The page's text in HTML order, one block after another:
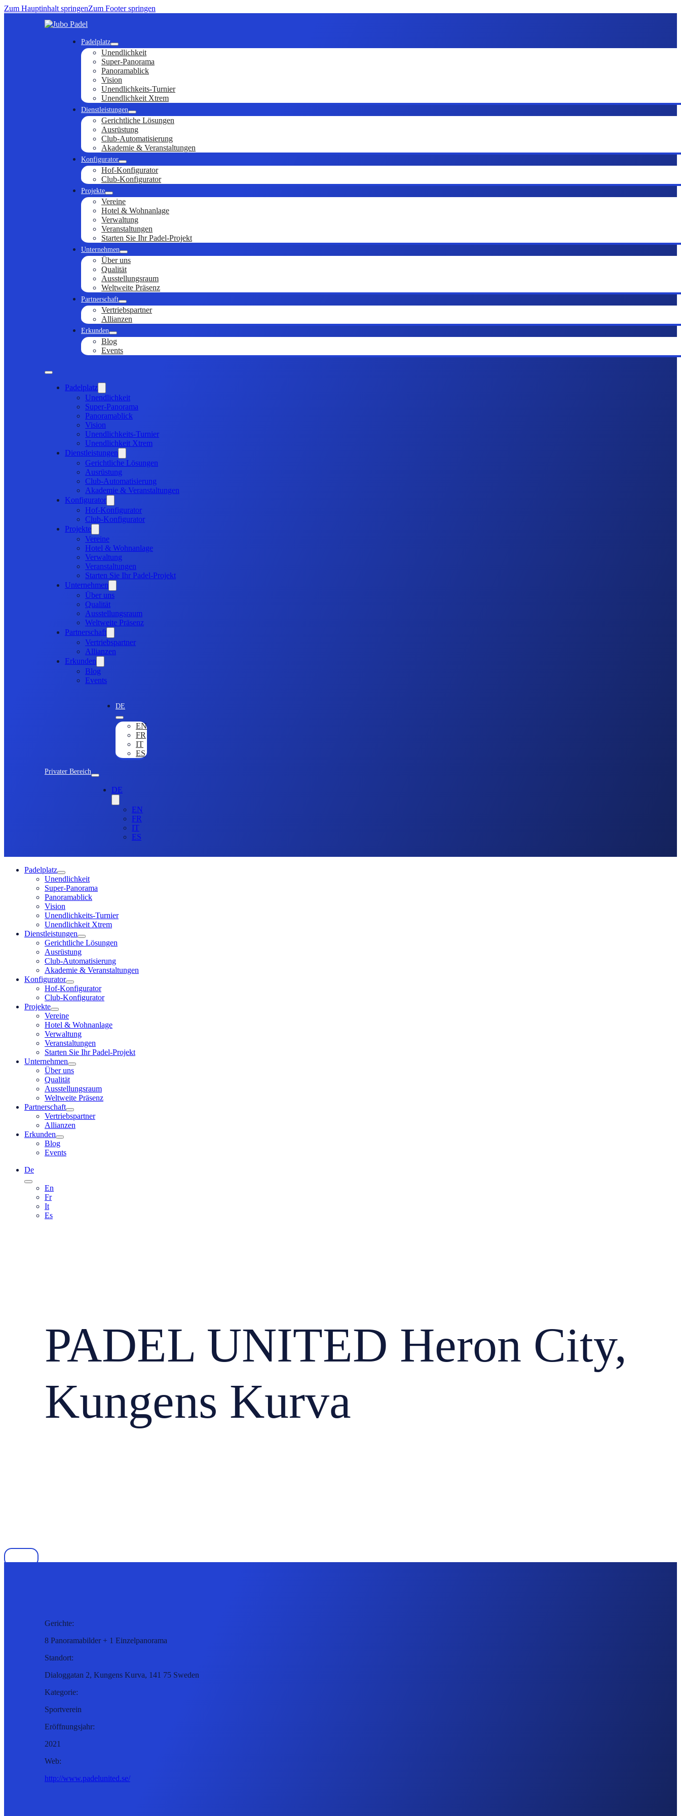
Zum Hauptinhalt springenZum Footer springen
Padelplatz
Unendlichkeit
Super-Panorama
Panoramablick
Vision
Unendlichkeits-Turnier
Unendlichkeit Xtrem
Dienstleistungen
Gerichtliche Lösungen
Ausrüstung
Club-Automatisierung
Akademie & Veranstaltungen
Konfigurator
Hof-Konfigurator
Club-Konfigurator
Projekte
Vereine
Hotel & Wohnanlage
Verwaltung
Veranstaltungen
Starten Sie Ihr Padel-Projekt
Unternehmen
Über uns
Qualität
Ausstellungsraum
Weltweite Präsenz
Partnerschaft
Vertriebspartner
Allianzen
Erkunden
Blog
Events
Padelplatz
Unendlichkeit
Super-Panorama
Panoramablick
Vision
Unendlichkeits-Turnier
Unendlichkeit Xtrem
Dienstleistungen
Gerichtliche Lösungen
Ausrüstung
Club-Automatisierung
Akademie & Veranstaltungen
Konfigurator
Hof-Konfigurator
Club-Konfigurator
Projekte
Vereine
Hotel & Wohnanlage
Verwaltung
Veranstaltungen
Starten Sie Ihr Padel-Projekt
Unternehmen
Über uns
Qualität
Ausstellungsraum
Weltweite Präsenz
Partnerschaft
Vertriebspartner
Allianzen
Erkunden
Blog
Events
Privater Bereich
DE
EN
FR
IT
ES
DE
EN
FR
IT
ES
Padelplatz
Unendlichkeit
Super-Panorama
Panoramablick
Vision
Unendlichkeits-Turnier
Unendlichkeit Xtrem
Dienstleistungen
Gerichtliche Lösungen
Ausrüstung
Club-Automatisierung
Akademie & Veranstaltungen
Konfigurator
Hof-Konfigurator
Club-Konfigurator
Projekte
Vereine
Hotel & Wohnanlage
Verwaltung
Veranstaltungen
Starten Sie Ihr Padel-Projekt
Unternehmen
Über uns
Qualität
Ausstellungsraum
Weltweite Präsenz
Partnerschaft
Vertriebspartner
Allianzen
Erkunden
Blog
Events
De
En
Fr
It
Es
PADEL UNITED Heron City,
Kungens Kurva
Gerichte:
8 Panoramabilder + 1 Einzelpanorama
Standort:
Dialoggatan 2, Kungens Kurva, 141 75 Sweden
Kategorie:
Sportverein
Eröffnungsjahr:
2021
Web:
http://www.padelunited.se/